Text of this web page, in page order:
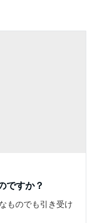
ですか？
ものでも引き受け